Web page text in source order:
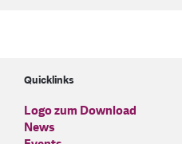
Quicklinks
Logo zum Download
News